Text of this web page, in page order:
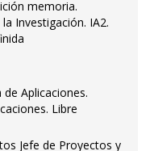
memoria.
Investigación. IA2.
Aplicaciones.
Libre
Jefe de Proyectos y